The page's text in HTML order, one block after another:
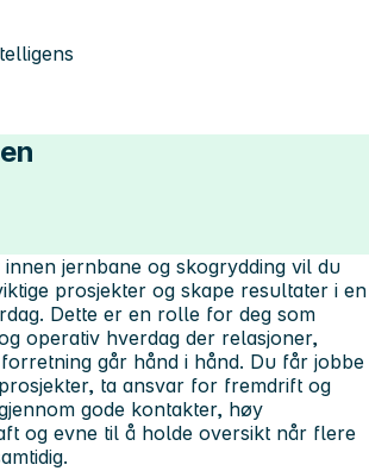
jernbane og skogrydding vil du
prosjekter og skape resultater i en
Dette er en rolle for deg som
operativ hverdag der relasjoner,
går hånd i hånd. Du får jobbe
ta ansvar for fremdrift og
gode kontakter, høy
og evne til å holde oversikt når flere